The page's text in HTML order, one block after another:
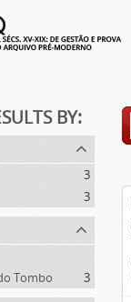
BY:
3
3
Tombo
3